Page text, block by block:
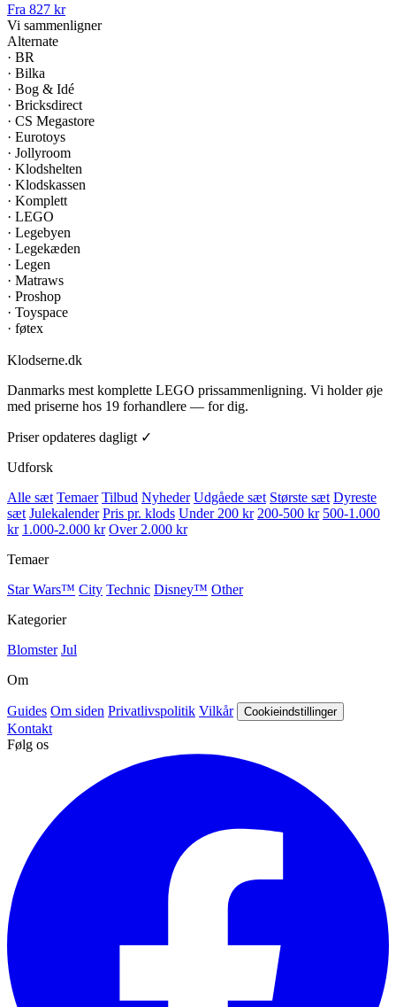
Fra 827 kr
Vi sammenligner
Alternate
· BR
· Bilka
· Bog & Idé
· Bricksdirect
· CS Megastore
· Eurotoys
· Jollyroom
· Klodshelten
· Klodskassen
· Komplett
· LEGO
· Legebyen
· Legekæden
· Legen
· Matraws
· Proshop
· Toyspace
· føtex
Klodserne.dk
Danmarks mest komplette LEGO prissammenligning. Vi holder øje
med priserne hos 19 forhandlere — for dig.
Priser opdateres dagligt ✓
Udforsk
Alle sæt Temaer Tilbud Nyheder Udgåede sæt Største sæt Dyreste
sæt Julekalender Pris pr. klods Under 200 kr 200-500 kr 500-1.000
kr 1.000-2.000 kr Over 2.000 kr
Temaer
Star Wars™ City Technic Disney™ Other
Kategorier
Blomster Jul
Om
Guides Om siden Privatlivspolitik Vilkår Cookieindstillinger
Kontakt
Følg os